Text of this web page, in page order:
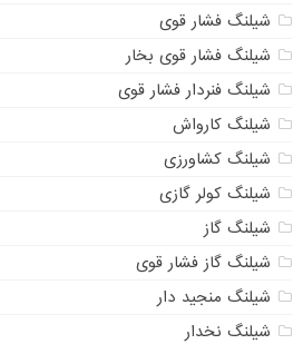
شیلنگ فشار قوی
شیلنگ فشار قوی بخار
شیلنگ فنردار فشار قوی
شیلنگ کارواش
شیلنگ کشاورزی
شیلنگ کولر گازی
شیلنگ گاز
شیلنگ گاز فشار قوی
شیلنگ منجید دار
شیلنگ نخدار